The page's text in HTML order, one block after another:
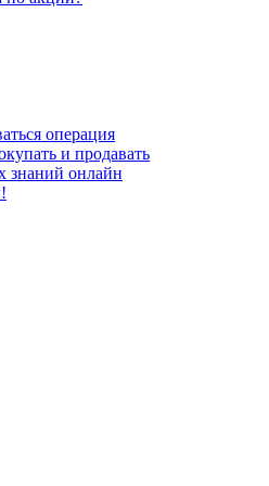
операция
и продавать
знаний онлайн